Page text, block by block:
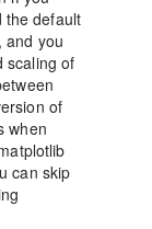
the default
and you
scaling of
of
when
can skip